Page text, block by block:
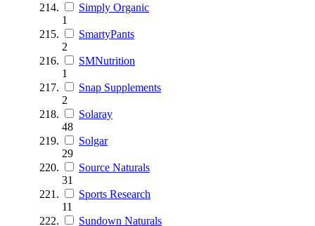
Simply Organic
1
SmartyPants
2
SMNutrition
1
Snap Supplements
2
Solaray
48
Solgar
29
Source Naturals
31
Sports Research
11
Sundown Naturals